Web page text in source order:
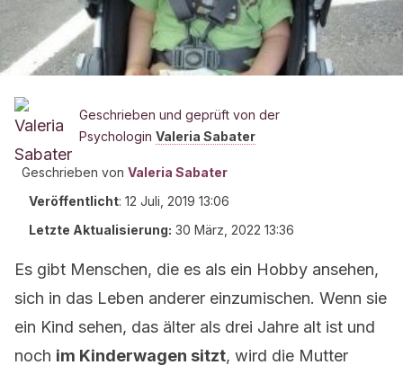
Geschrieben und geprüft von der
Psychologin Valeria Sabater
Geschrieben von Valeria Sabater
Veröffentlicht: 12 Juli, 2019 13:06
Letzte Aktualisierung: 30 März, 2022 13:36
Es gibt Menschen, die es als ein Hobby ansehen,
sich in das Leben anderer einzumischen. Wenn sie
ein Kind sehen, das älter als drei Jahre alt ist und
noch im Kinderwagen sitzt, wird die Mutter